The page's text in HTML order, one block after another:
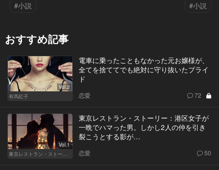
#小説 #小説
おすすめ記事
Vol.2
有馬紅子
電車に乗ったこともなかった元お嬢様が、
全てを捨ててでも絶対に守り抜いたプライ
ド
恋愛 72
Vol.1
東京レストラン・ストーリー
東京レストラン・ストーリー：港区女子が
一晩でハマった男。しかし2人の仲を引き
裂こうとする影が…
恋愛 50